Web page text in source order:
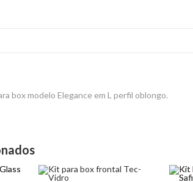
box modelo Elegance em L perfil oblongo.